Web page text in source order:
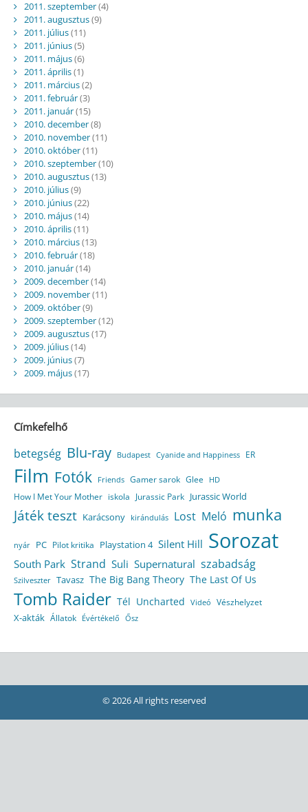
2011. szeptember(4)
2011. augusztus(9)
2011. július(11)
2011. június(5)
2011. május(6)
2011. április(1)
2011. március(2)
2011. február(3)
2011. január(15)
2010. december(8)
2010. november(11)
2010. október(11)
2010. szeptember(10)
2010. augusztus(13)
2010. július(9)
2010. június(22)
2010. május(14)
2010. április(11)
2010. március(13)
2010. február(18)
2010. január(14)
2009. december(14)
2009. november(11)
2009. október(9)
2009. szeptember(12)
2009. augusztus(17)
2009. július(14)
2009. június(7)
2009. május(17)
Címkefelhő
betegség Blu-ray Budapest Cyanide and Happiness ER
Film Fotók Friends Gamer sarok Glee HD
How I Met Your Mother iskola Jurassic Park Jurassic World
Játék teszt Karácsony kirándulás Lost Meló munka
nyár PC Pilot kritika Playstation 4 Silent Hill Sorozat
South Park Strand Suli Supernatural szabadság
Szilveszter Tavasz The Big Bang Theory The Last Of Us
Tomb Raider Tél Uncharted Videó Vészhelyzet
X-akták Állatok Évértékelő Ősz
© 2026 All rights reserved